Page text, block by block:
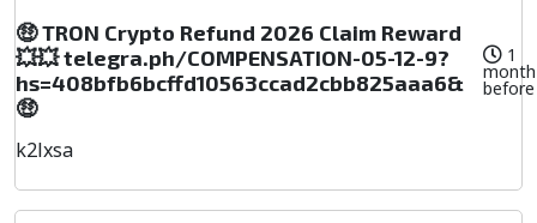
🤑 TRON Crypto Refund 2026 Claim Reward
💥💥 telegra.ph/COMPENSATION-05-12-9?
hs=408bfb6bcffd10563ccad2cbb825aaa6&
🤑
1
month
before
k2lxsa